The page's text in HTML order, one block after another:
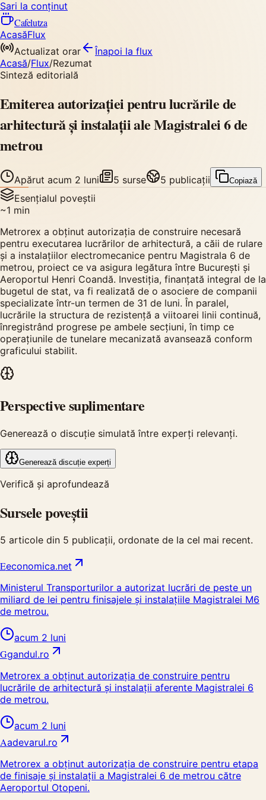
Sari la conținut
Cafelutza
AcasăFlux
Actualizat orar
Înapoi la flux
Acasă/Flux/Rezumat
Sinteză editorială
Emiterea autorizației pentru lucrările de
arhitectură și instalații ale Magistralei 6 de
metrou
Apărut acum 2 luni 5 surse 5 publicații Copiază
Esențialul poveștii
~1 min
Metrorex a obținut autorizația de construire necesară
pentru executarea lucrărilor de arhitectură, a căii de rulare
și a instalațiilor electromecanice pentru Magistrala 6 de
metrou, proiect ce va asigura legătura între București și
Aeroportul Henri Coandă. Investiția, finanțată integral de la
bugetul de stat, va fi realizată de o asociere de companii
specializate într-un termen de 31 de luni. În paralel,
lucrările la structura de rezistență a viitoarei linii continuă,
înregistrând progrese pe ambele secțiuni, în timp ce
operațiunile de tunelare mecanizată avansează conform
graficului stabilit.
Perspective suplimentare
Generează o discuție simulată între experți relevanți.
Generează discuție experți
Verifică și aprofundează
Sursele poveștii
5 articole din 5 publicații, ordonate de la cel mai recent.
Eeconomica.net
Ministerul Transporturilor a autorizat lucrări de peste un
miliard de lei pentru finisajele și instalațiile Magistralei M6
de metrou.
acum 2 luni
Ggandul.ro
Metrorex a obținut autorizația de construire pentru
lucrările de arhitectură și instalații aferente Magistralei 6
de metrou.
acum 2 luni
Aadevarul.ro
Metrorex a obținut autorizația de construire pentru etapa
de finisaje și instalații a Magistralei 6 de metrou către
Aeroportul Otopeni.